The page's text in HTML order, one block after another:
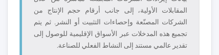
المقابلات الأولية، إلى جانب أرقام حجم الإنتاج من
الشركات المصنّعة وإحصاءات التثبيت أو النشر. ثم يتم
تجميع هذه المدخلات عبر الأسواق الإقليمية للوصول إلى
تقدير عالمي مستند إلى النشاط الفعلي للصناعة.